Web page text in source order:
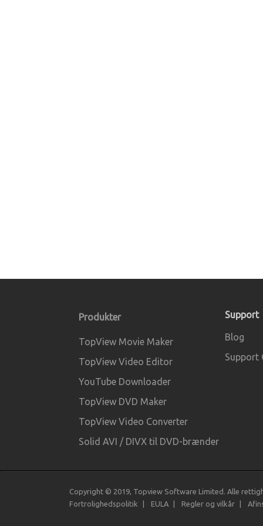
Produkter
TopView Movie Maker
TopView Video Editor
YouTube Downloader
TopView DVD Maker
TopView Video Converter
Solid AVI / DIVX til DVD-brænder
Support
Blog
Support
Copyright © 2019, Topview Software Limited. Alle
Fortrolighedspolitik
EULA Regler og vilkår